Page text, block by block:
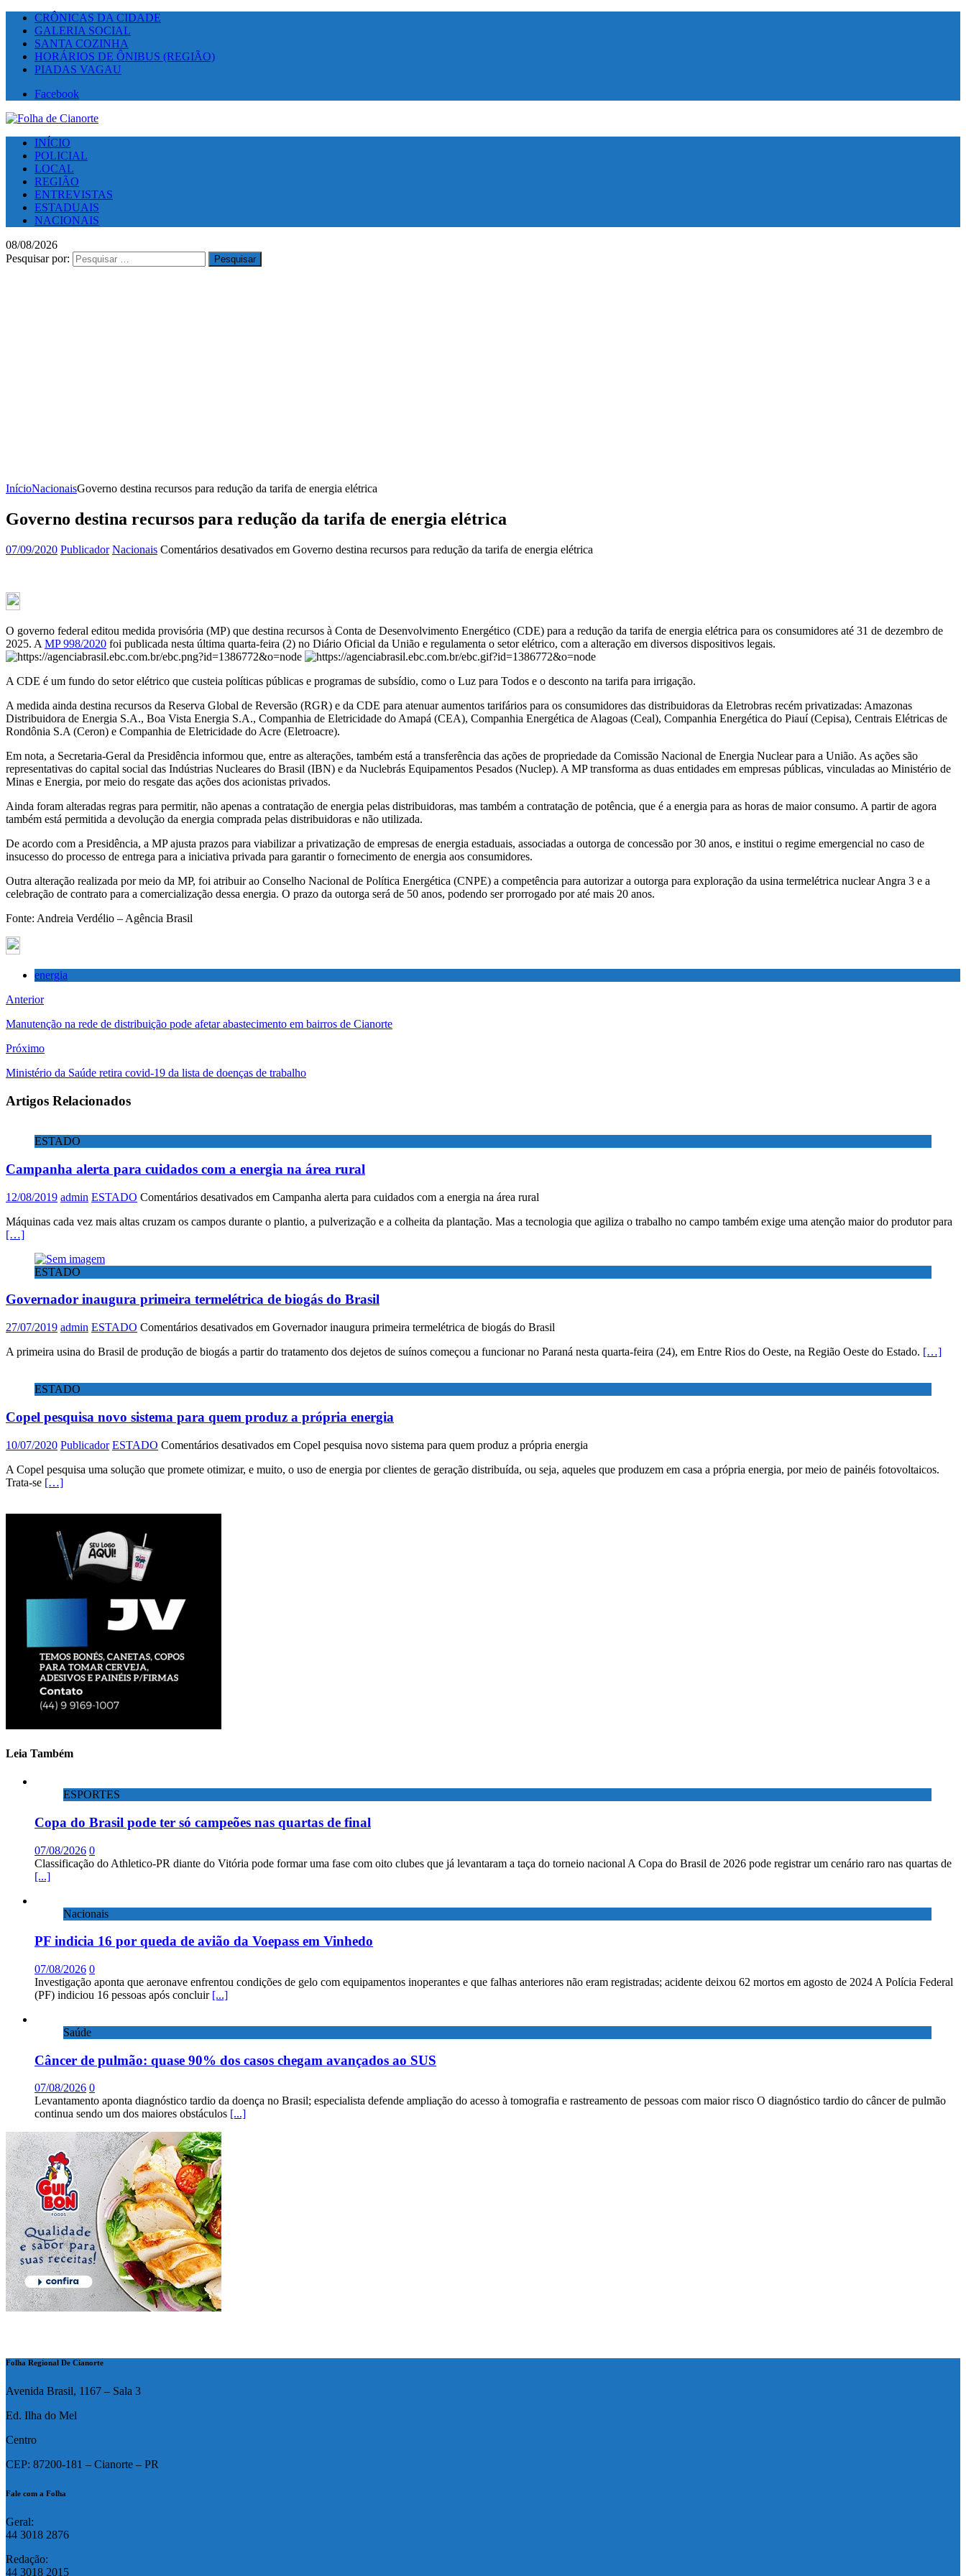
CRÔNICAS DA CIDADE
GALERIA SOCIAL
SANTA COZINHA
HORÁRIOS DE ÔNIBUS (REGIÃO)
PIADAS VAGAU
Facebook
INÍCIO
POLICIAL
LOCAL
REGIÃO
ENTREVISTAS
ESTADUAIS
NACIONAIS
08/08/2026
Pesquisar por:
InícioNacionaisGoverno destina recursos para redução da tarifa de energia elétrica
Governo destina recursos para redução da tarifa de energia elétrica
07/09/2020 Publicador Nacionais Comentários desativados em Governo destina recursos para redução da tarifa de energia elétrica
O governo federal editou medida provisória (MP) que destina recursos à Conta de Desenvolvimento Energético (CDE) para a redução da tarifa de energia elétrica para os consumidores até 31 de dezembro de
2025. A MP 998/2020 foi publicada nesta última quarta-feira (2) no Diário Oficial da União e regulamenta o setor elétrico, com a alteração em diversos dispositivos legais.
A CDE é um fundo do setor elétrico que custeia políticas públicas e programas de subsídio, como o Luz para Todos e o desconto na tarifa para irrigação.
A medida ainda destina recursos da Reserva Global de Reversão (RGR) e da CDE para atenuar aumentos tarifários para os consumidores das distribuidoras da Eletrobras recém privatizadas: Amazonas
Distribuidora de Energia S.A., Boa Vista Energia S.A., Companhia de Eletricidade do Amapá (CEA), Companhia Energética de Alagoas (Ceal), Companhia Energética do Piauí (Cepisa), Centrais Elétricas de
Rondônia S.A (Ceron) e Companhia de Eletricidade do Acre (Eletroacre).
Em nota, a Secretaria-Geral da Presidência informou que, entre as alterações, também está a transferência das ações de propriedade da Comissão Nacional de Energia Nuclear para a União. As ações são
representativas do capital social das Indústrias Nucleares do Brasil (IBN) e da Nuclebrás Equipamentos Pesados (Nuclep). A MP transforma as duas entidades em empresas públicas, vinculadas ao Ministério de
Minas e Energia, por meio do resgate das ações dos acionistas privados.
Ainda foram alteradas regras para permitir, não apenas a contratação de energia pelas distribuidoras, mas também a contratação de potência, que é a energia para as horas de maior consumo. A partir de agora
também está permitida a devolução da energia comprada pelas distribuidoras e não utilizada.
De acordo com a Presidência, a MP ajusta prazos para viabilizar a privatização de empresas de energia estaduais, associadas a outorga de concessão por 30 anos, e institui o regime emergencial no caso de
insucesso do processo de entrega para a iniciativa privada para garantir o fornecimento de energia aos consumidores.
Outra alteração realizada por meio da MP, foi atribuir ao Conselho Nacional de Política Energética (CNPE) a competência para autorizar a outorga para exploração da usina termelétrica nuclear Angra 3 e a
celebração de contrato para a comercialização dessa energia. O prazo da outorga será de 50 anos, podendo ser prorrogado por até mais 20 anos.
Fonte: Andreia Verdélio – Agência Brasil
energia
Anterior
Manutenção na rede de distribuição pode afetar abastecimento em bairros de Cianorte
Próximo
Ministério da Saúde retira covid-19 da lista de doenças de trabalho
Artigos Relacionados
ESTADO
Campanha alerta para cuidados com a energia na área rural
12/08/2019 admin ESTADO Comentários desativados em Campanha alerta para cuidados com a energia na área rural
Máquinas cada vez mais altas cruzam os campos durante o plantio, a pulverização e a colheita da plantação. Mas a tecnologia que agiliza o trabalho no campo também exige uma atenção maior do produtor para
[…]
ESTADO
Governador inaugura primeira termelétrica de biogás do Brasil
27/07/2019 admin ESTADO Comentários desativados em Governador inaugura primeira termelétrica de biogás do Brasil
A primeira usina do Brasil de produção de biogás a partir do tratamento dos dejetos de suínos começou a funcionar no Paraná nesta quarta-feira (24), em Entre Rios do Oeste, na Região Oeste do Estado. […]
ESTADO
Copel pesquisa novo sistema para quem produz a própria energia
10/07/2020 Publicador ESTADO Comentários desativados em Copel pesquisa novo sistema para quem produz a própria energia
A Copel pesquisa uma solução que promete otimizar, e muito, o uso de energia por clientes de geração distribuída, ou seja, aqueles que produzem em casa a própria energia, por meio de painéis fotovoltaicos.
Trata-se […]
Leia Também
ESPORTES
Copa do Brasil pode ter só campeões nas quartas de final
07/08/2026 0
Classificação do Athletico-PR diante do Vitória pode formar uma fase com oito clubes que já levantaram a taça do torneio nacional A Copa do Brasil de 2026 pode registrar um cenário raro nas quartas de
[...]
Nacionais
PF indicia 16 por queda de avião da Voepass em Vinhedo
07/08/2026 0
Investigação aponta que aeronave enfrentou condições de gelo com equipamentos inoperantes e que falhas anteriores não eram registradas; acidente deixou 62 mortos em agosto de 2024 A Polícia Federal
(PF) indiciou 16 pessoas após concluir [...]
Saúde
Câncer de pulmão: quase 90% dos casos chegam avançados ao SUS
07/08/2026 0
Levantamento aponta diagnóstico tardio da doença no Brasil; especialista defende ampliação do acesso à tomografia e rastreamento de pessoas com maior risco O diagnóstico tardio do câncer de pulmão
continua sendo um dos maiores obstáculos [...]
Folha Regional De Cianorte
Avenida Brasil, 1167 – Sala 3
Ed. Ilha do Mel
Centro
CEP: 87200-181 – Cianorte – PR
Fale com a Folha
Geral:
44 3018 2876
Redação:
44 3018 2015